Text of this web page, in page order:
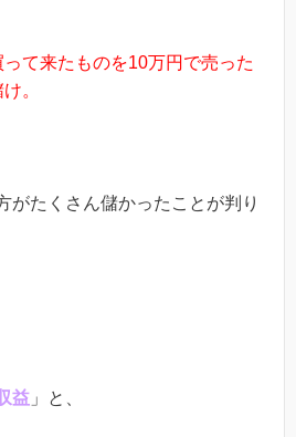
て来たものを10万円で売った
。
がたくさん儲かったことが判り
益 」と、